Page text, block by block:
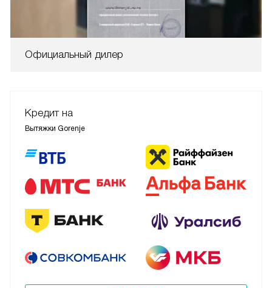
Официальный дилер
Кредит на
Вытяжки Gorenje